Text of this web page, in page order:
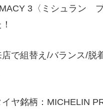
3〈ミシュラン
店で組替え/バランス/脱
ヤ銘柄：MICHELIN